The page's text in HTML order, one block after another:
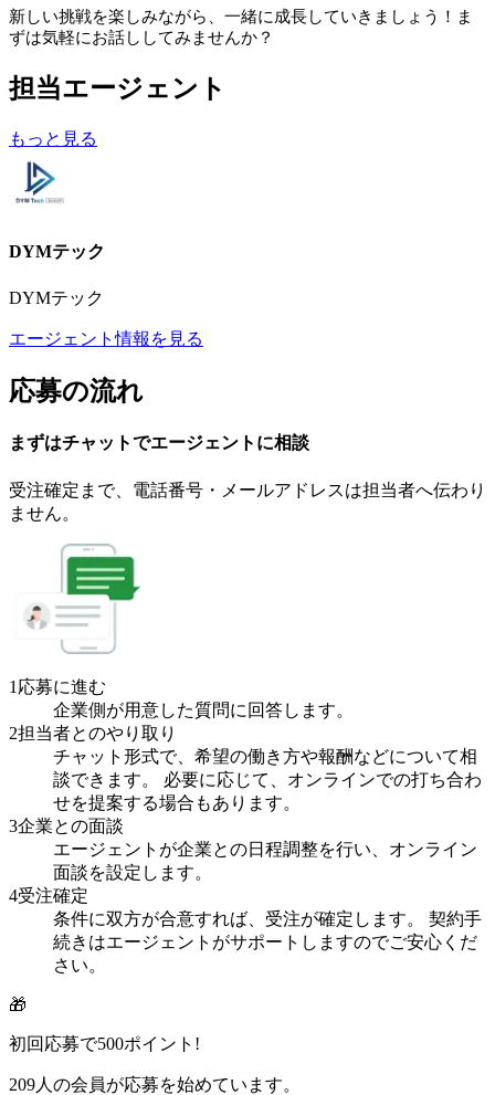
新しい挑戦を楽しみながら、一緒に成長していきましょう！ま
ずは気軽にお話ししてみませんか？
担当エージェント
もっと見る
DYMテック
DYMテック
エージェント情報を見る
応募の流れ
まずはチャットでエージェント に相談
受注確定まで、 電話番号・メールアドレスは担当者へ伝わり
ません。
1 応募に進む
企業側が用意した質問に回答します。
2担当者とのやり取り
チャット形式で、希望の働き方や報酬などについて相
談できます。 必要に応じて、オンラインでの打ち合わ
せを提案する場合もあります。
3企業との面談
エージェントが企業との日程調整を行い、オンライン
面談を設定します。
4受注確定
条件に双方が合意すれば、受注が確定します。 契約手
続きはエージェントがサポートしますのでご安心くだ
さい。
🎁
初回応募で500ポイント!
209人の会員が応募を始めています。